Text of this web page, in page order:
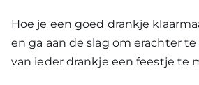
Hoe je een goed drankje
en ga aan de slag om erachter
van ieder drankje een feestje te